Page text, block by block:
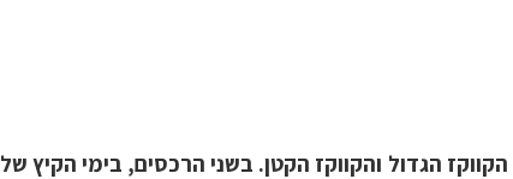
הגדול והקווקז הקטן. בשני הרכסים, בימי הקיץ של